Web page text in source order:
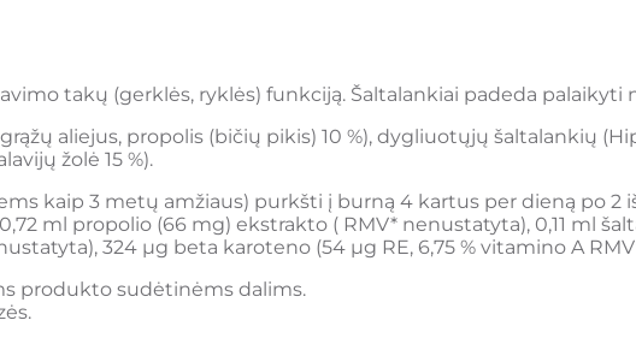
takų (gerklės, ryklės) funkciją. Šaltalankiai padeda
aliejus, propolis (bičių pikis) 10 %), dygliuotųjų šaltalankių
žolė 15 %).
kaip 3 metų amžiaus) purkšti į burną 4 kartus per dieną po
ml propolio (66 mg) ekstrakto ( RMV* nenustatyta), 0,11 ml
324 µg beta karoteno (54 µg RE, 6,75 % vitamino A
produkto sudėtinėms dalims.